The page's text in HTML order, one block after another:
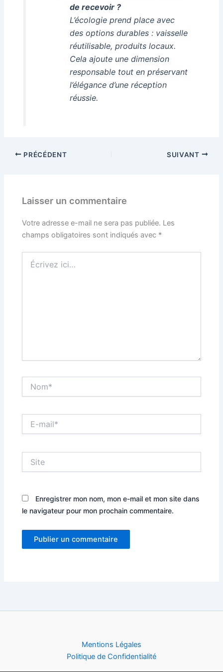
de recevoir ?
L’écologie prend place avec
des options durables : vaisselle
réutilisable, produits locaux.
Cela ajoute une dimension
responsable tout en préservant
l’élégance d’une réception
réussie.
PRÉCÉDENT SUIVANT
Laisser un commentaire
Votre adresse e-mail ne sera pas publiée. Les
champs obligatoires sont indiqués avec *
ici…
mail*
Enregistrer mon nom, mon e-mail et mon site dans
le navigateur pour mon prochain commentaire.
Mentions Légales
Politique de Confidentialité